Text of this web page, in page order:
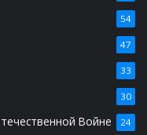
54
47
33
30
Войне 24